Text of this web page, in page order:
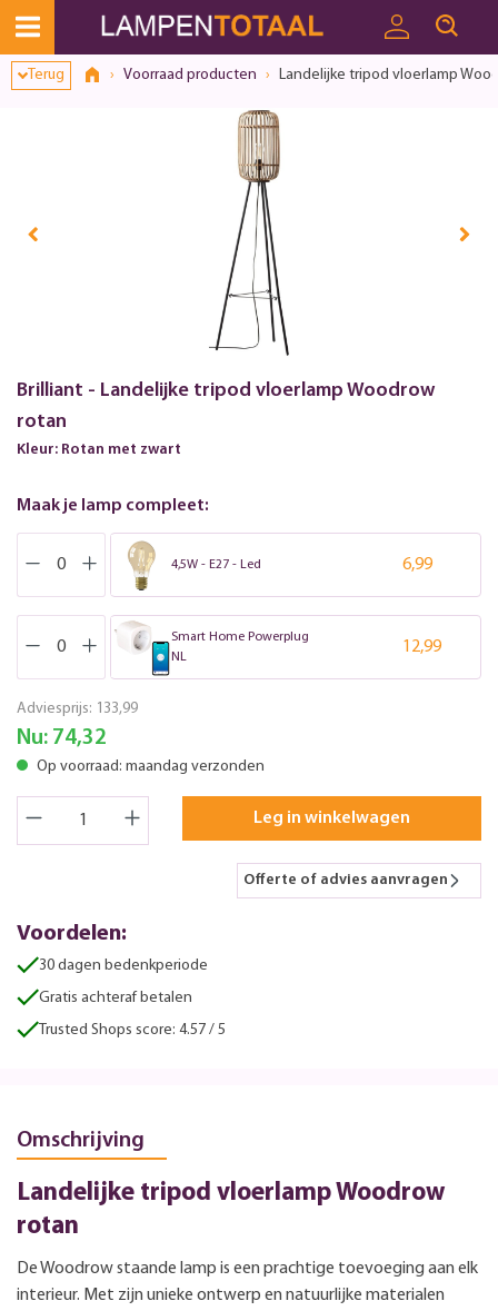
Terug Voorraad producten Landelijke tripod vloerlamp
Brilliant - Landelijke tripod vloerlamp Woodrow
rotan
Kleur: Rotan met zwart
Maak je lamp compleet:
4,5W - E27 - Led 6,99
Smart Home Powerplug
NL
12,99
Adviesprijs: 133,99
Nu: 74,32
Op voorraad: maandag verzonden
Leg in winkelwagen
Offerte of advies aanvragen
Voordelen:
30 dagen bedenkperiode
Gratis achteraf betalen
Trusted Shops score: 4.57 / 5
Omschrijving
Landelijke tripod vloerlamp Woodrow
rotan
De Woodrow staande lamp is een prachtige toevoeging aan elk
interieur. Met zijn unieke ontwerp en natuurlijke materialen
Toestemmingsvenster geopend